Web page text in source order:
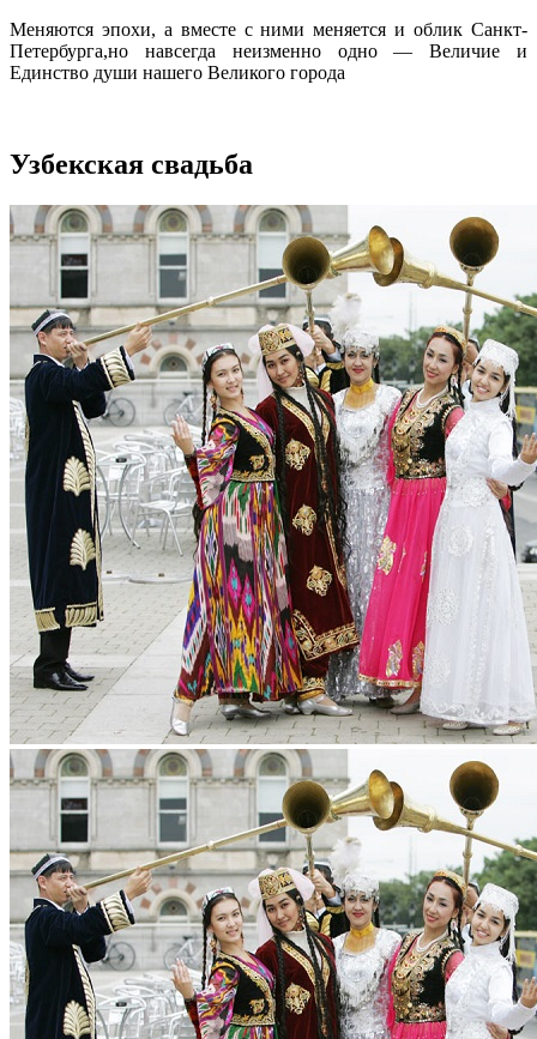
Меняются эпохи, а вместе с ними меняется и облик Санкт-
Петербурга,но навсегда неизменно одно — Величие и
Единство души нашего Великого города
Узбекская свадьба